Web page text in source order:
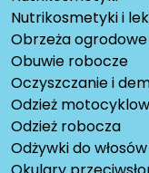
Nutrikosmetyki i
Obrzeża ogrodowe
Obuwie robocze
Oczyszczanie i
Odzież
Odzież robocza
Odżywki do włosów